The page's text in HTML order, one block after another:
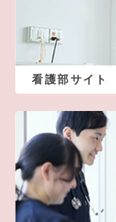
看護部サイト